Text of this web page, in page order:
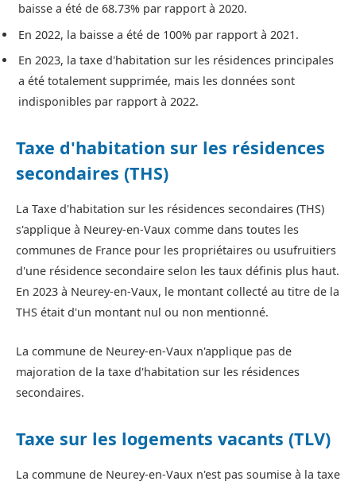
baisse a été de 68.73% par rapport à 2020.
En 2022, la baisse a été de 100% par rapport à 2021.
En 2023, la taxe d'habitation sur les résidences principales
a été totalement supprimée, mais les données sont
indisponibles par rapport à 2022.
Taxe d'habitation sur les résidences
secondaires (THS)
La Taxe d'habitation sur les résidences secondaires (THS)
s'applique à Neurey-en-Vaux comme dans toutes les
communes de France pour les propriétaires ou usufruitiers
d'une résidence secondaire selon les taux définis plus haut.
En 2023 à Neurey-en-Vaux, le montant collecté au titre de la
THS était d'un montant nul ou non mentionné.
La commune de Neurey-en-Vaux n'applique pas de
majoration de la taxe d'habitation sur les résidences
secondaires.
Taxe sur les logements vacants (TLV)
La commune de Neurey-en-Vaux n'est pas soumise à la taxe